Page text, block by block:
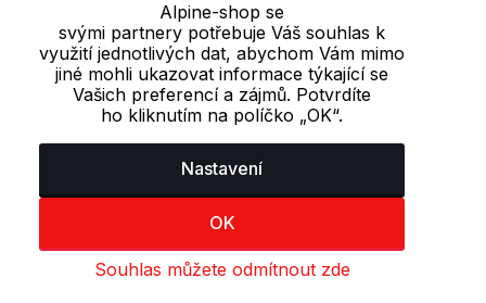
Dámské triko s dlouhým
rukávem CERLA NAX
499 Kč 349 Kč
Dámské sportovní triko
z merino vlny MERENA
ALPINE PRO
1 799 Kč
Naposledy prohlížené produkty
Alpine-shop se
svými partnery potřebuje Váš souhlas k
využití jednotlivých dat, abychom Vám mimo
jiné mohli ukazovat informace týkající se
Vašich preferencí a zájmů. Potvrdíte
ho kliknutím na políčko „OK“.
Nastavení
OK
Souhlas můžete odmítnout zde